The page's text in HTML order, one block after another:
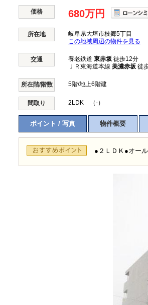
価格 680万円
所在地 岐阜県大垣市枝郷5丁目
この地域周辺の物件を見る
交通 養老鉄道 東赤坂 徒歩12分
ＪＲ東海道本線 美濃赤坂 徒
所在階/階数 5階/地上6階建
間取り 2LDK （-）
ポイント / 写真 物件概要
●２ＬＤＫ●オー